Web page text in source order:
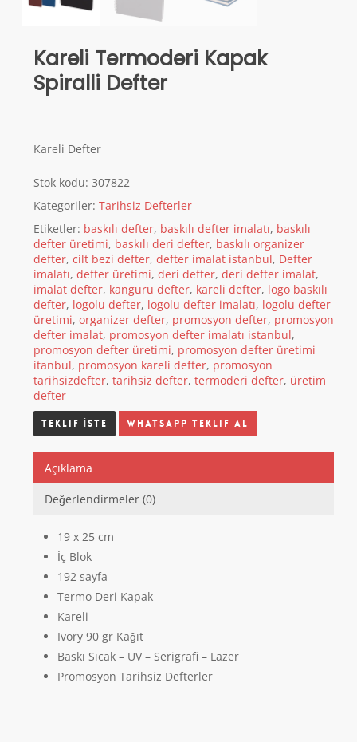
Kareli Termoderi Kapak
Spiralli Defter
Kareli Defter
Stok kodu: 307822
Kategoriler: Tarihsiz Defterler
Etiketler: baskılı defter, baskılı defter imalatı, baskılı
defter üretimi, baskılı deri defter, baskılı organizer
defter, cilt bezi defter, defter imalat istanbul, Defter
imalatı, defter üretimi, deri defter, deri defter imalat,
imalat defter, kanguru defter, kareli defter, logo baskılı
defter, logolu defter, logolu defter imalatı, logolu defter
üretimi, organizer defter, promosyon defter, promosyon
defter imalat, promosyon defter imalatı istanbul,
promosyon defter üretimi, promosyon defter üretimi
itanbul, promosyon kareli defter, promosyon
tarihsizdefter, tarihsiz defter, termoderi defter, üretim
defter
Whatsapp Teklif Al
Açıklama
Değerlendirmeler (0)
19 x 25 cm
İç Blok
192 sayfa
Termo Deri Kapak
Kareli
Ivory 90 gr Kağıt
Baskı Sıcak – UV – Serigrafi – Lazer
Promosyon Tarihsiz Defterler